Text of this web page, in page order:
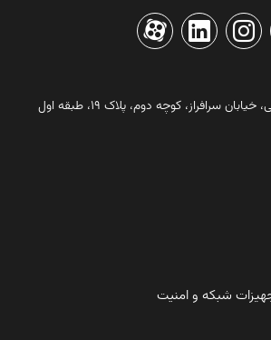
سرافراز، کوچه دوم، پلاک ۱۹، طبقه اول
شبکه و امنیت